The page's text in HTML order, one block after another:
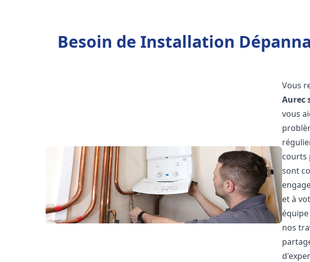
Besoin de Installation
Vous
Aurec
vous
courts
sont
et à
nos